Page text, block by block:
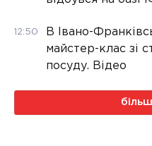
12:50
В Івано-
майстер-клас зі
посуду. Відео